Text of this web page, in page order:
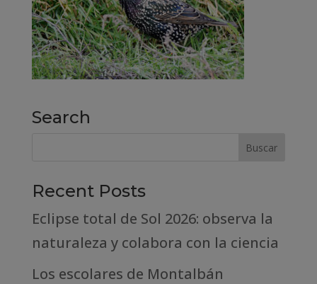
Search
Recent Posts
Eclipse total de Sol 2026: observa la
naturaleza y colabora con la ciencia
Los escolares de Montalbán